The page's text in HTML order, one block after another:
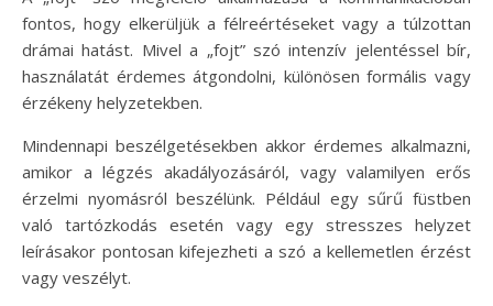
fontos, hogy elkerüljük a félreértéseket vagy a túlzottan
drámai hatást. Mivel a „fojt” szó intenzív jelentéssel bír,
használatát érdemes átgondolni, különösen formális vagy
érzékeny helyzetekben.
Mindennapi beszélgetésekben akkor érdemes alkalmazni,
amikor a légzés akadályozásáról, vagy valamilyen erős
érzelmi nyomásról beszélünk. Például egy sűrű füstben
való tartózkodás esetén vagy egy stresszes helyzet
leírásakor pontosan kifejezheti a szó a kellemetlen érzést
vagy veszélyt.